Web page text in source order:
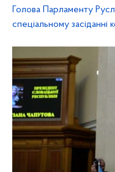
Голова Парламенту
спеціальному засіданні